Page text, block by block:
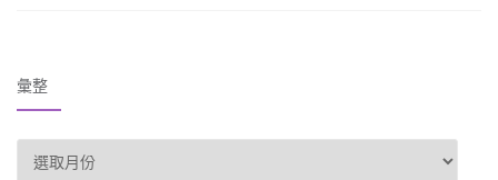
彙整
彙整